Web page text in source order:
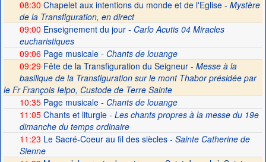
08:30 Chapelet aux intentions du monde et de l'Eglise - Mystère
de la Transfiguration, en direct
09:00 Enseignement du jour- Carlo Acutis 04 Miracles
eucharistiques
09:06Page musicale- Chants de louange
09:29 Fête de la Transfiguration du Seigneur - Messe à la
basilique de la Transfiguration sur le mont Thabor présidée par
le Fr François Ielpo, Custode de Terre Sainte
10:35Page musicale- Chants de louange
11:05Chants et liturgie- Les chants propres à la messe du 19e
dimanche du temps ordinaire
11:23 Le Sacré-Coeur au fil des siècles- Sainte Catherine de
Sienne